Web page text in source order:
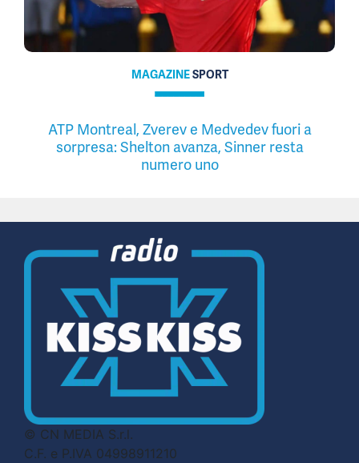
MAGAZINESPORT
ATP Montreal, Zverev e Medvedev fuori a
sorpresa: Shelton avanza, Sinner resta
numero uno
© CN MEDIA S.r.l.
C.F. e P.IVA 04998911210